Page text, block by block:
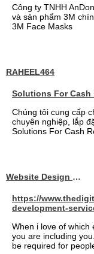
Công ty TNHH
và sản phẩm 3M
3M Face Masks
RAHEEL464
Solutions For Cash
Chúng tôi cung cấp
chuyên nghiệp, lắp
Solutions For Cash
Website Design Services berin
https://
development-
When i love of which
you are including
be required for